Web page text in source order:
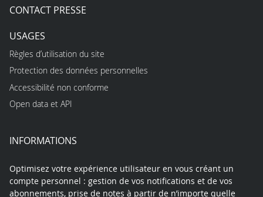
CONTACT PRESSE
USAGES
Règles d’utilisation du site
Protection des données personnelles
Accessibilité non conforme
Open data et API
INFORMATIONS
Optimisez votre expérience utilisateur en vous créant un
compte personnel : gestion de vos notifications et de vos
abonnements, prise de notes à partir de n’importe quelle